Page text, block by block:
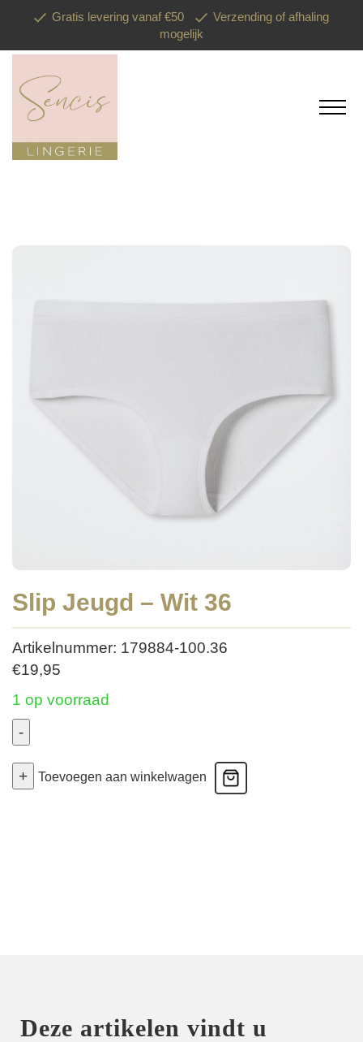
Gratis levering vanaf €50
Verzending of afhaling
mogelijk
Slip Jeugd – Wit 36
Artikelnummer: 179884-100.36
€19,95
1 op voorraad
-
Jeugd
+ Toevoegen aan winkelwagen
Deze artikelen vindt u